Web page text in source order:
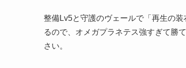
整備Lv5と守護のヴェールで「再生の
るので、オメガプラネテス強すぎて勝
さい。